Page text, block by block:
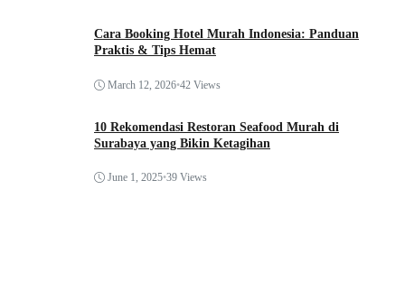
Cara Booking Hotel Murah Indonesia: Panduan
Praktis & Tips Hemat
March 12, 2026•42 Views
10 Rekomendasi Restoran Seafood Murah di
Surabaya yang Bikin Ketagihan
June 1, 2025•39 Views